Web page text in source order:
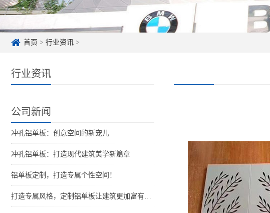
首页 > 行业资讯 >
行业资讯
公司新闻
冲孔铝单板：创意空间的新宠儿
冲孔铝单板：打造现代建筑美学新篇章
铝单板定制，打造专属个性空间！
打造专属风格，定制铝单板让建筑更加富有特色